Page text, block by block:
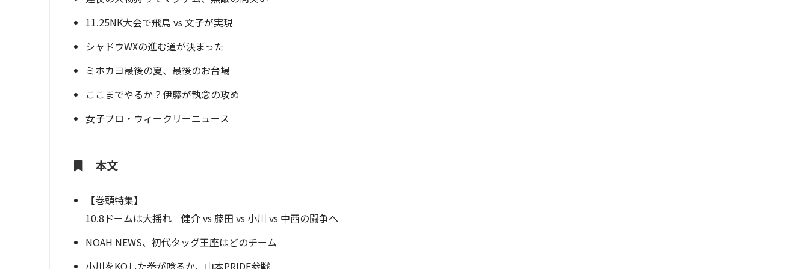
11.25NK大会で飛鳥 vs 文子が実現
シャドウWXの進む道が決まった
ミホカヨ最後の夏、最後のお台場
ここまでやるか？伊藤が執念の攻め
女子プロ・ウィークリーニュース
本文
【巻頭特集】
10.8ドームは大揺れ 健介 vs 藤田 vs 小川 vs 中西の闘争へ
NOAH NEWS、初代タッグ王座はどのチーム
小川をKOした拳が唸るか、山本PRIDE参戦